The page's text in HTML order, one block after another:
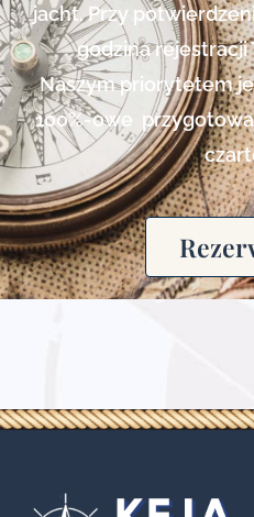
jacht. Przy
godzina rejestracji
Naszym priorytetem
100%-owe